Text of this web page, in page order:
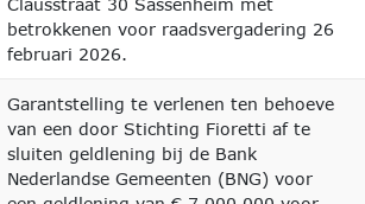
Clausstraat 30 Sassenheim met
betrokkenen voor raadsvergadering 26
februari 2026.
Garantstelling te verlenen ten behoeve
van een door Stichting Fioretti af te
sluiten geldlening bij de Bank
Nederlandse Gemeenten (BNG) voor